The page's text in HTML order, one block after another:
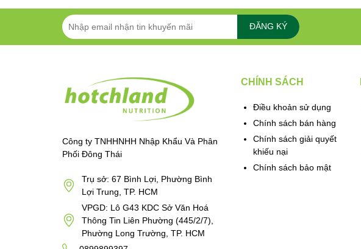
ĐĂNG KÝ
Công ty TNHHNHH Nhập Khẩu Và Phân
Phối Đông Thái
Trụ sở: 67 Bình Lợi, Phường Bình
Lợi Trung, TP. HCM
VPGD: Lô G43 KDC Sở Văn Hoá
Thông Tin Liên Phường (445/2/7),
Phường Long Trường, TP. HCM
CHÍNH SÁCH
Điều khoản sử dụng
Chính sách bán hàng
Chính sách giải quyết
khiếu nại
Chính sách bảo mật